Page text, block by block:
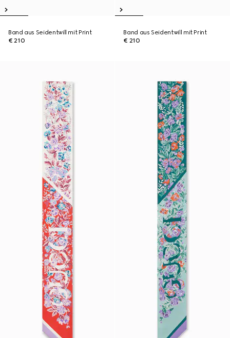
Band aus Seidentwill mit Print
€ 210
Band aus Seidentwill mit Print
€ 210